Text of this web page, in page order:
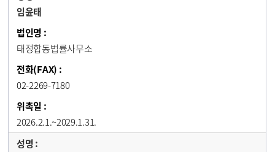
임윤태
태정합동법률사무소
02-2269-7180
2026.2.1.~2029.1.31.